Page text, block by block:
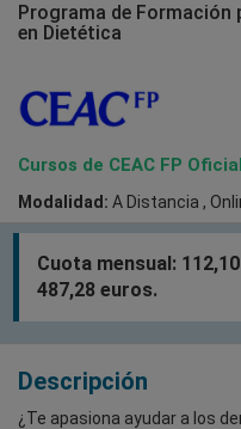
Programa de Formación
en Dietética
Cursos de CEAC FP
Modalidad: A Distancia ,
Cuota mensual:
487,28 euros.
Descripción
¿Te apasiona ayudar a los